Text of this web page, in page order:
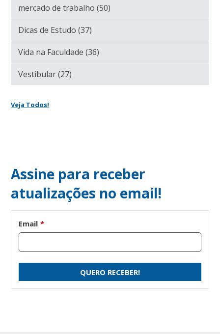
mercado de trabalho(50)
Dicas de Estudo(37)
Vida na Faculdade(36)
Vestibular(27)
Veja Todos!
Assine para receber
atualizações no email!
Email *